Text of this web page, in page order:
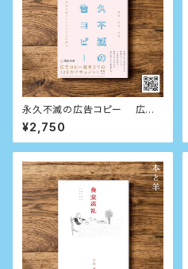
永久不滅の広告コピー 広告
コピー誕生までの129のドキュメ
ント
¥2,750